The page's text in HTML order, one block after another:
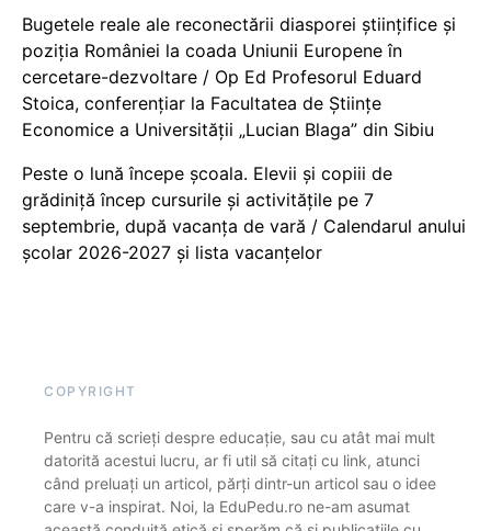
Bugetele reale ale reconectării diasporei științifice și
poziția României la coada Uniunii Europene în
cercetare-dezvoltare / Op Ed Profesorul Eduard
Stoica, conferențiar la Facultatea de Științe
Economice a Universității „Lucian Blaga” din Sibiu
Peste o lună începe școala. Elevii și copiii de
grădiniță încep cursurile și activitățile pe 7
septembrie, după vacanța de vară / Calendarul anului
școlar 2026-2027 și lista vacanțelor
COPYRIGHT
Pentru că scrieți despre educație, sau cu atât mai mult
datorită acestui lucru, ar fi util să citați cu link, atunci
când preluați un articol, părți dintr-un articol sau o idee
care v-a inspirat. Noi, la EduPedu.ro ne-am asumat